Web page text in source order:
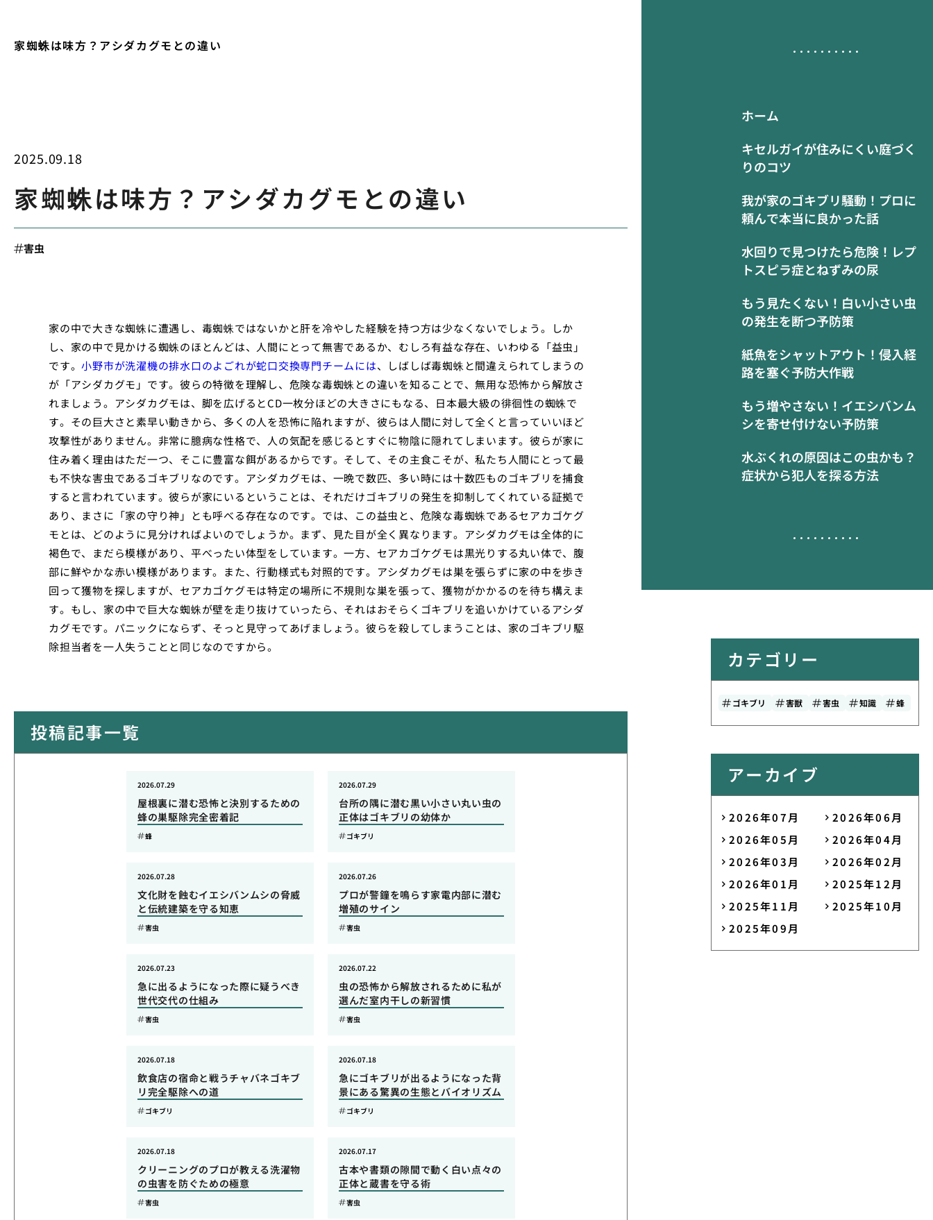
家蜘蛛は味方？アシダカグモとの違い
ホーム
キセルガイが住みにくい庭づく
りのコツ
我が家のゴキブリ騒動！プロに
頼んで本当に良かった話
水回りで見つけたら危険！レプ
トスピラ症とねずみの尿
もう見たくない！白い小さい虫
の発生を断つ予防策
紙魚をシャットアウト！侵入経
路を塞ぐ予防大作戦
もう増やさない！イエシバンム
シを寄せ付けない予防策
水ぶくれの原因はこの虫かも？
症状から犯人を探る方法
2025.09.18
家蜘蛛は味方？アシダカグモとの違い
害虫
家の中で大きな蜘蛛に遭遇し、毒蜘蛛ではないかと肝を冷やした経験を持つ方は少なくないでしょう。しか
し、家の中で見かける蜘蛛のほとんどは、人間にとって無害であるか、むしろ有益な存在、いわゆる「益虫」
です。小野市が洗濯機の排水口のよごれが蛇口交換専門チームには、しばしば毒蜘蛛と間違えられてしまうの
が「アシダカグモ」です。彼らの特徴を理解し、危険な毒蜘蛛との違いを知ることで、無用な恐怖から解放さ
れましょう。アシダカグモは、脚を広げるとCD一枚分ほどの大きさにもなる、日本最大級の徘徊性の蜘蛛で
す。その巨大さと素早い動きから、多くの人を恐怖に陥れますが、彼らは人間に対して全くと言っていいほど
攻撃性がありません。非常に臆病な性格で、人の気配を感じるとすぐに物陰に隠れてしまいます。彼らが家に
住み着く理由はただ一つ、そこに豊富な餌があるからです。そして、その主食こそが、私たち人間にとって最
も不快な害虫であるゴキブリなのです。アシダカグモは、一晩で数匹、多い時には十数匹ものゴキブリを捕食
すると言われています。彼らが家にいるということは、それだけゴキブリの発生を抑制してくれている証拠で
あり、まさに「家の守り神」とも呼べる存在なのです。では、この益虫と、危険な毒蜘蛛であるセアカゴケグ
モとは、どのように見分ければよいのでしょうか。まず、見た目が全く異なります。アシダカグモは全体的に
褐色で、まだら模様があり、平べったい体型をしています。一方、セアカゴケグモは黒光りする丸い体で、腹
部に鮮やかな赤い模様があります。また、行動様式も対照的です。アシダカグモは巣を張らずに家の中を歩き
回って獲物を探しますが、セアカゴケグモは特定の場所に不規則な巣を張って、獲物がかかるのを待ち構えま
す。もし、家の中で巨大な蜘蛛が壁を走り抜けていったら、それはおそらくゴキブリを追いかけているアシダ
カグモです。パニックにならず、そっと見守ってあげましょう。彼らを殺してしまうことは、家のゴキブリ駆
除担当者を一人失うことと同じなのですから。
投稿記事一覧
屋根裏に潜む恐怖と決別するための
蜂の巣駆除完全密着記
2026.07.29
蜂
台所の隅に潜む黒い小さい丸い虫の
正体はゴキブリの幼体か
2026.07.29
ゴキブリ
文化財を蝕むイエシバンムシの脅威
と伝統建築を守る知恵
2026.07.28
害虫
プロが警鐘を鳴らす家電内部に潜む
増殖のサイン
2026.07.26
害虫
急に出るようになった際に疑うべき
世代交代の仕組み
2026.07.23
害虫
虫の恐怖から解放されるために私が
選んだ室内干しの新習慣
2026.07.22
害虫
飲食店の宿命と戦うチャバネゴキブ
リ完全駆除への道
2026.07.18
ゴキブリ
急にゴキブリが出るようになった背
景にある驚異の生態とバイオリズム
2026.07.18
ゴキブリ
クリーニングのプロが教える洗濯物
の虫害を防ぐための極意
2026.07.18
害虫
古本や書類の隙間で動く白い点々の
正体と蔵書を守る術
2026.07.17
害虫
カテゴリー
ゴキブリ 害獣 害虫 知識 蜂
アーカイブ
2026年07月
2026年06月
2026年05月
2026年04月
2026年03月
2026年02月
2026年01月
2025年12月
2025年11月
2025年10月
2025年09月